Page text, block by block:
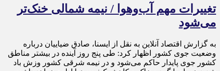
تغییرات مهم آب‌وهوا / نیمه شمالی خنک‌تر
می‌شود
به گزارش اقتصاد آنلاین به نقل از ایسنا، صادق ضیاییان درباره
وضعیت جوی کشور اظهار کرد: طی پنج روز آینده در بیشتر مناطق
کشور جوی پایدار حاکم می‌شود و در نیمه شرقی کشور وزش باد